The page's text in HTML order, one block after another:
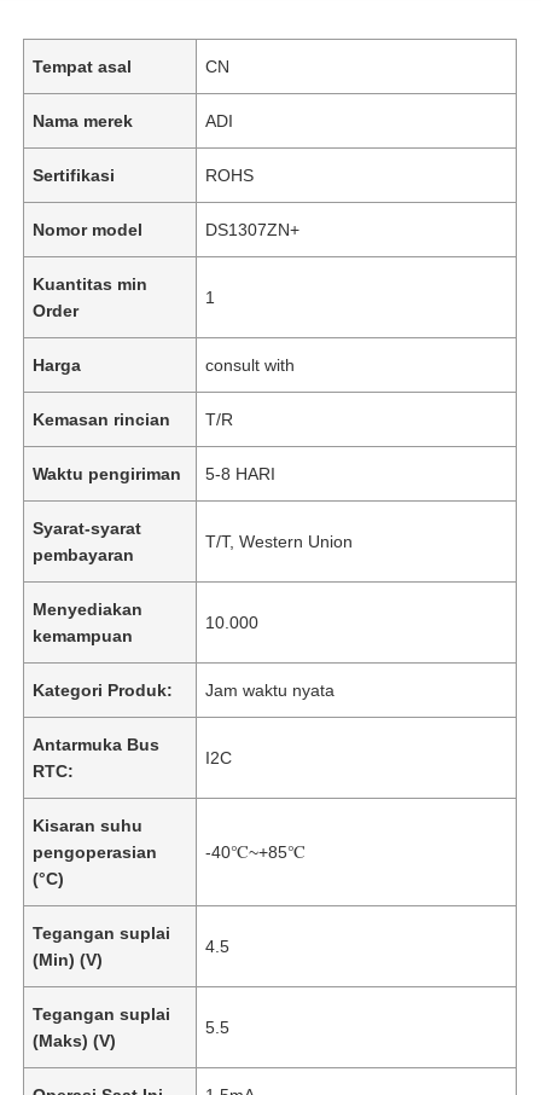
Tempat asal CN
Nama merek ADI
Sertifikasi ROHS
Nomor model DS1307ZN+
Kuantitas min
Order
1
Harga consult with
Kemasan rincian T/R
Waktu pengiriman 5-8 HARI
Syarat-syarat
pembayaran
T/T, Western Union
Menyediakan
kemampuan
10.000
Kategori Produk: Jam waktu nyata
Antarmuka Bus
RTC:
I2C
Kisaran suhu
pengoperasian
(°C)
-40℃~+85℃
Tegangan suplai
(Min) (V)
4.5
Tegangan suplai
(Maks) (V)
5.5